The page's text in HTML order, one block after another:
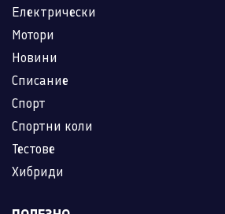
Електрически
Мотори
Новини
Списание
Спорт
Спортни коли
Тестове
Хибриди